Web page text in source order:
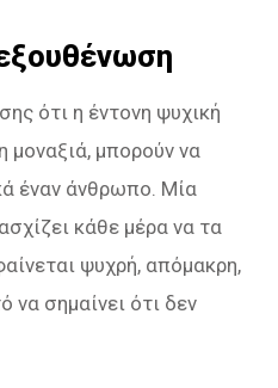
ότι η έντονη ψυχική
μοναξιά, μπορούν να
έναν άνθρωπο. Μία
κάθε μέρα να τα
ψυχρή, απόμακρη,
να σημαίνει ότι δεν